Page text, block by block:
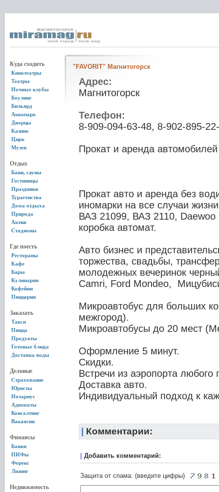
Куда сходить
Кинотеатры
Театры
Ночные клубы
Боулинг
Бильярд
Аквапарк
Дворцы
Казино
Цирк
Музеи
Отдых
Бани, сауны
Гостиницы
Праздники
Турагенства
Дома отдыха
Природа
Актив
Стадионы
Где поесть
Рестораны
Кафе
Бары
Кулинария
Кофейни
Пиццерии
Заказать
Такси
Пицца
Продукты
Готовые блюда
Доставка воды
Деловые
Страхование
Юристы
Нотариус
Адвокаты
Консалтинг
Вакансии
Финансы
Банки
ПИФы
Форекс
Лизинг
Недвижимость
"FAVORIT" Магнитогорск
Адрес:
Магнитогорск
Телефон:
8-909-094-63-48, 8-902-895-
Прокат и аренда автомобилей
Прокат авто и аренда без
иномарки на все случаи
ВАЗ 21099, ВАЗ 2110, Daewoo
коробка автомат.
Авто бизнес и
торжества, свадьбы,
молодежных вечеринок
Camri, Ford Mondeo,
Микроавтобус для больших
межгород).
Микроавтобусы до 20 мест
Оформление 5 минут.
Скидки.
Встречи из аэропорта любого
Доставка авто.
Индивидуальный подход к
Комментарии:
Добавить комментарий:
Защита от спама: (введите цифры)